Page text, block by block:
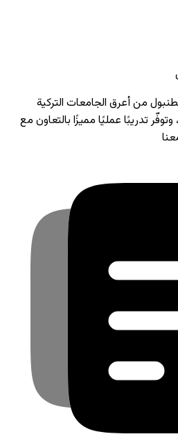
من أعرق الجامعات التركية
تدريبًا عمليًا مميزًا بالتعاون مع